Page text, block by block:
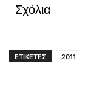
Σχόλια
ΕΤΙΚΕΤΕΣ 2011